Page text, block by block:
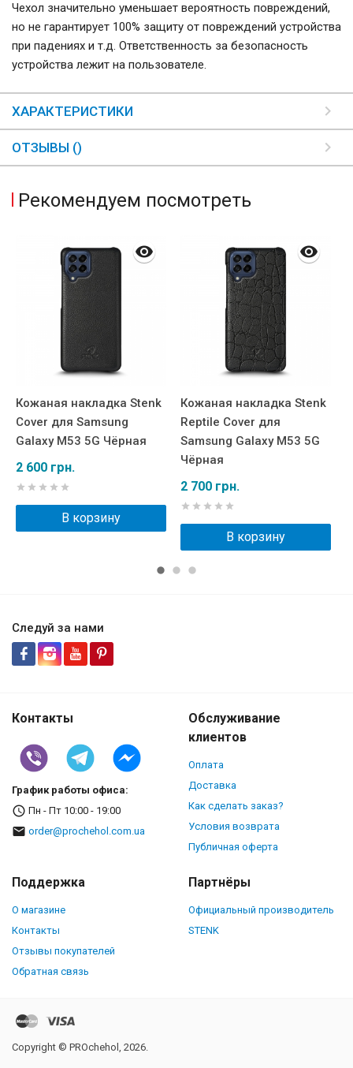
Чехол значительно уменьшает вероятность повреждений,
но не гарантирует 100% защиту от повреждений устройства
при падениях и т.д. Ответственность за безопасность
устройства лежит на пользователе.
ХАРАКТЕРИСТИКИ
ОТЗЫВЫ ()
Рекомендуем посмотреть
Кожаная накладка Stenk
Cover для Samsung
Galaxy M53 5G Чёрная
2 600 грн.
В корзину
Кожаная накладка Stenk
Reptile Cover для
Samsung Galaxy M53 5G
Чёрная
2 700 грн.
В корзину
Следуй за нами
Контакты
График работы офиса:
Пн - Пт 10:00 - 19:00
order@prochehol.com.ua
Обслуживание
клиентов
Оплата
Доставка
Как сделать заказ?
Условия возврата
Публичная оферта
Поддержка
О магазине
Контакты
Отзывы покупателей
Обратная связь
Партнёры
Официальный производитель
STENK
Copyright © PROchehol, 2026.